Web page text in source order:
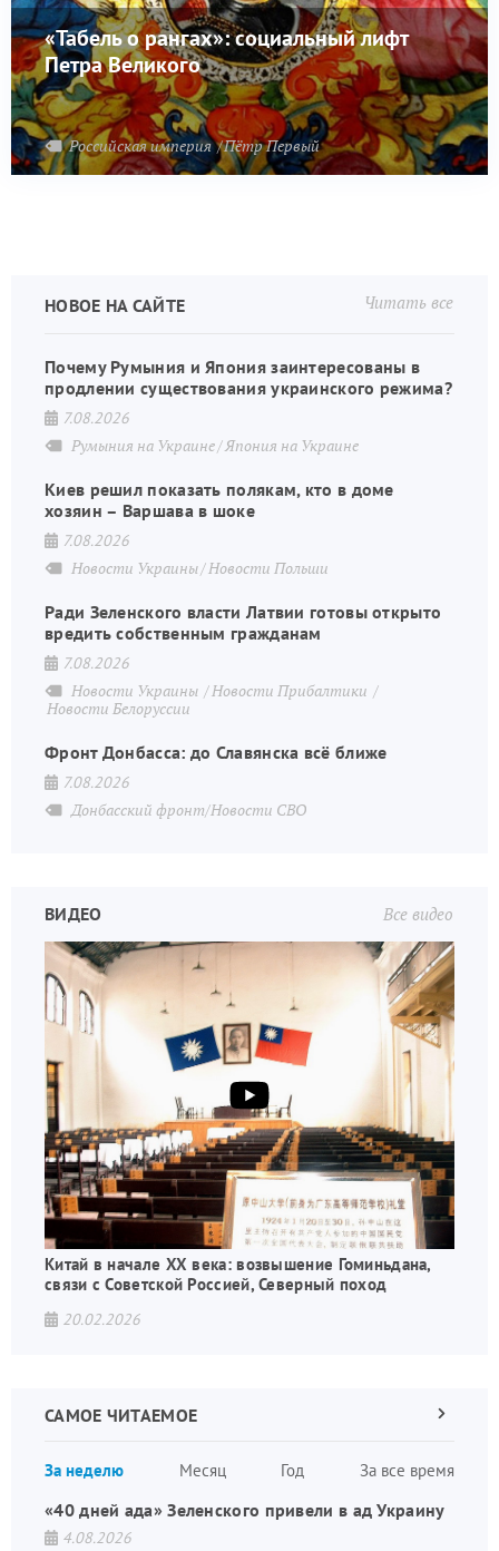
«Табель о рангах»: социальный лифт
Петра Великого
Российская империя Пётр Первый
Читать все
НОВОЕ НА САЙТЕ
Почему Румыния и Япония заинтересованы в
продлении существования украинского режима?
7.08.2026
Румыния на Украине Япония на Украине
Киев решил показать полякам, кто в доме
хозяин – Варшава в шоке
7.08.2026
Новости Украины Новости Польши
Ради Зеленского власти Латвии готовы открыто
вредить собственным гражданам
7.08.2026
Новости Украины
Новости Прибалтики
Новости Белоруссии
Фронт Донбасса: до Славянска всё ближе
7.08.2026
Донбасский фронт/Новости СВО
Все видео
ВИДЕО
Китай в начале XX века: возвышение Гоминьдана,
связи с Советской Россией, Северный поход
20.02.2026
САМОЕ ЧИТАЕМОЕ
За неделю Месяц Год За все время
Следующая
«40 дней ада» Зеленского привели в ад Украину
4.08.2026